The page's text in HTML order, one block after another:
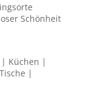
Schönheit
Küchen |
|